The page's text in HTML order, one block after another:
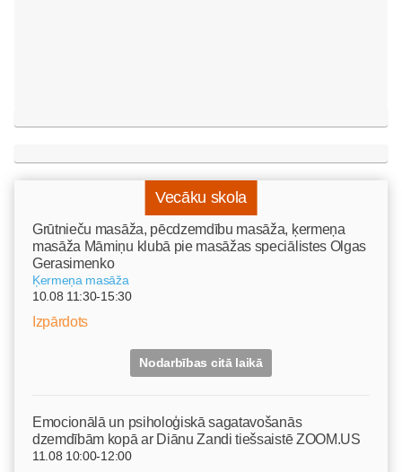
Vecāku skola
Grūtnieču masāža, pēcdzemdību masāža, ķermeņa
masāža Māmiņu klubā pie masāžas speciālistes Olgas
Gerasimenko
Ķermeņa masāža
10.08 11:30-15:30
Izpārdots
Nodarbības citā laikā
Emocionālā un psiholoģiskā sagatavošanās
dzemdībām kopā ar Diānu Zandi tiešsaistē ZOOM.US
11.08 10:00-12:00